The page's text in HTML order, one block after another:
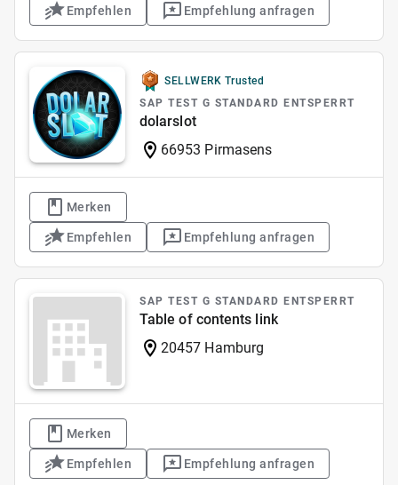
Empfehlen Empfehlung anfragen
SELLWERK Trusted
SAP TEST G STANDARD ENTSPERRT
dolarslot
66953 Pirmasens
Merken
Empfehlen Empfehlung anfragen
SAP TEST G STANDARD ENTSPERRT
Table of contents link
20457 Hamburg
Merken
Empfehlen Empfehlung anfragen